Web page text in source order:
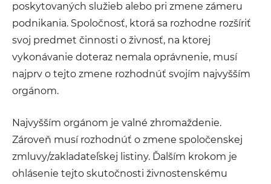
poskytovaných služieb alebo pri zmene zámeru
podnikania. Spoločnosť, ktorá sa rozhodne rozšíriť
svoj predmet činnosti o živnosť, na ktorej
vykonávanie doteraz nemala oprávnenie, musí
najprv o tejto zmene rozhodnúť svojím najvyšším
orgánom.
Najvyšším orgánom je valné zhromaždenie.
Zároveň musí rozhodnúť o zmene spoločenskej
zmluvy/zakladateľskej listiny. Ďalším krokom je
ohlásenie tejto skutočnosti živnostenskému